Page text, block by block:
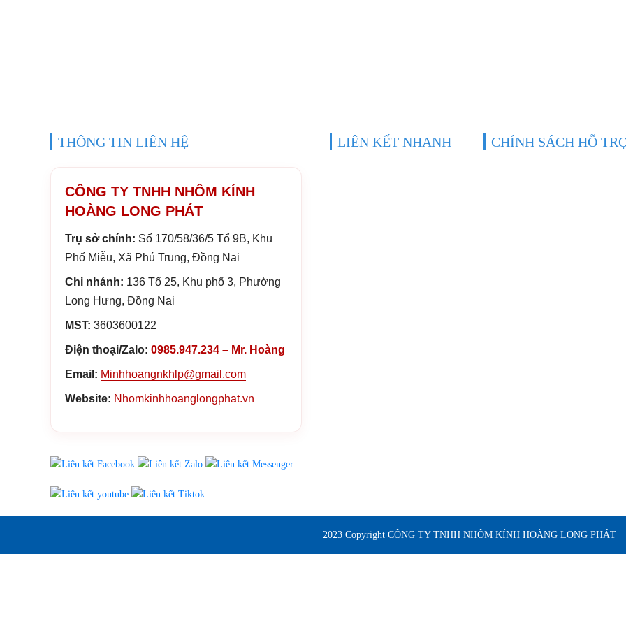
THÔNG TIN LIÊN HỆ
CÔNG TY TNHH NHÔM KÍNH
HOÀNG LONG PHÁT
Trụ sở chính: Số 170/58/36/5 Tổ 9B, Khu
Phố Miễu, Xã Phú Trung, Đồng Nai
Chi nhánh: 136 Tổ 25, Khu phố 3, Phường
Long Hưng, Đồng Nai
MST: 3603600122
Điện thoại/Zalo: 0985.947.234 – Mr. Hoàng
Email: Minhhoangnkhlp@gmail.com
Website: Nhomkinhhoanglongphat.vn
LIÊN KẾT NHANH CHÍNH SÁCH HỖ
2023 Copyright CÔNG TY TNHH NHÔM KÍNH HOÀNG LONG PHÁT